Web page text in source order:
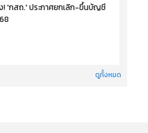
! 'กสถ.' ประกาศยกเลิก-ขึ้นบัญชี
ดูทั้งหมด